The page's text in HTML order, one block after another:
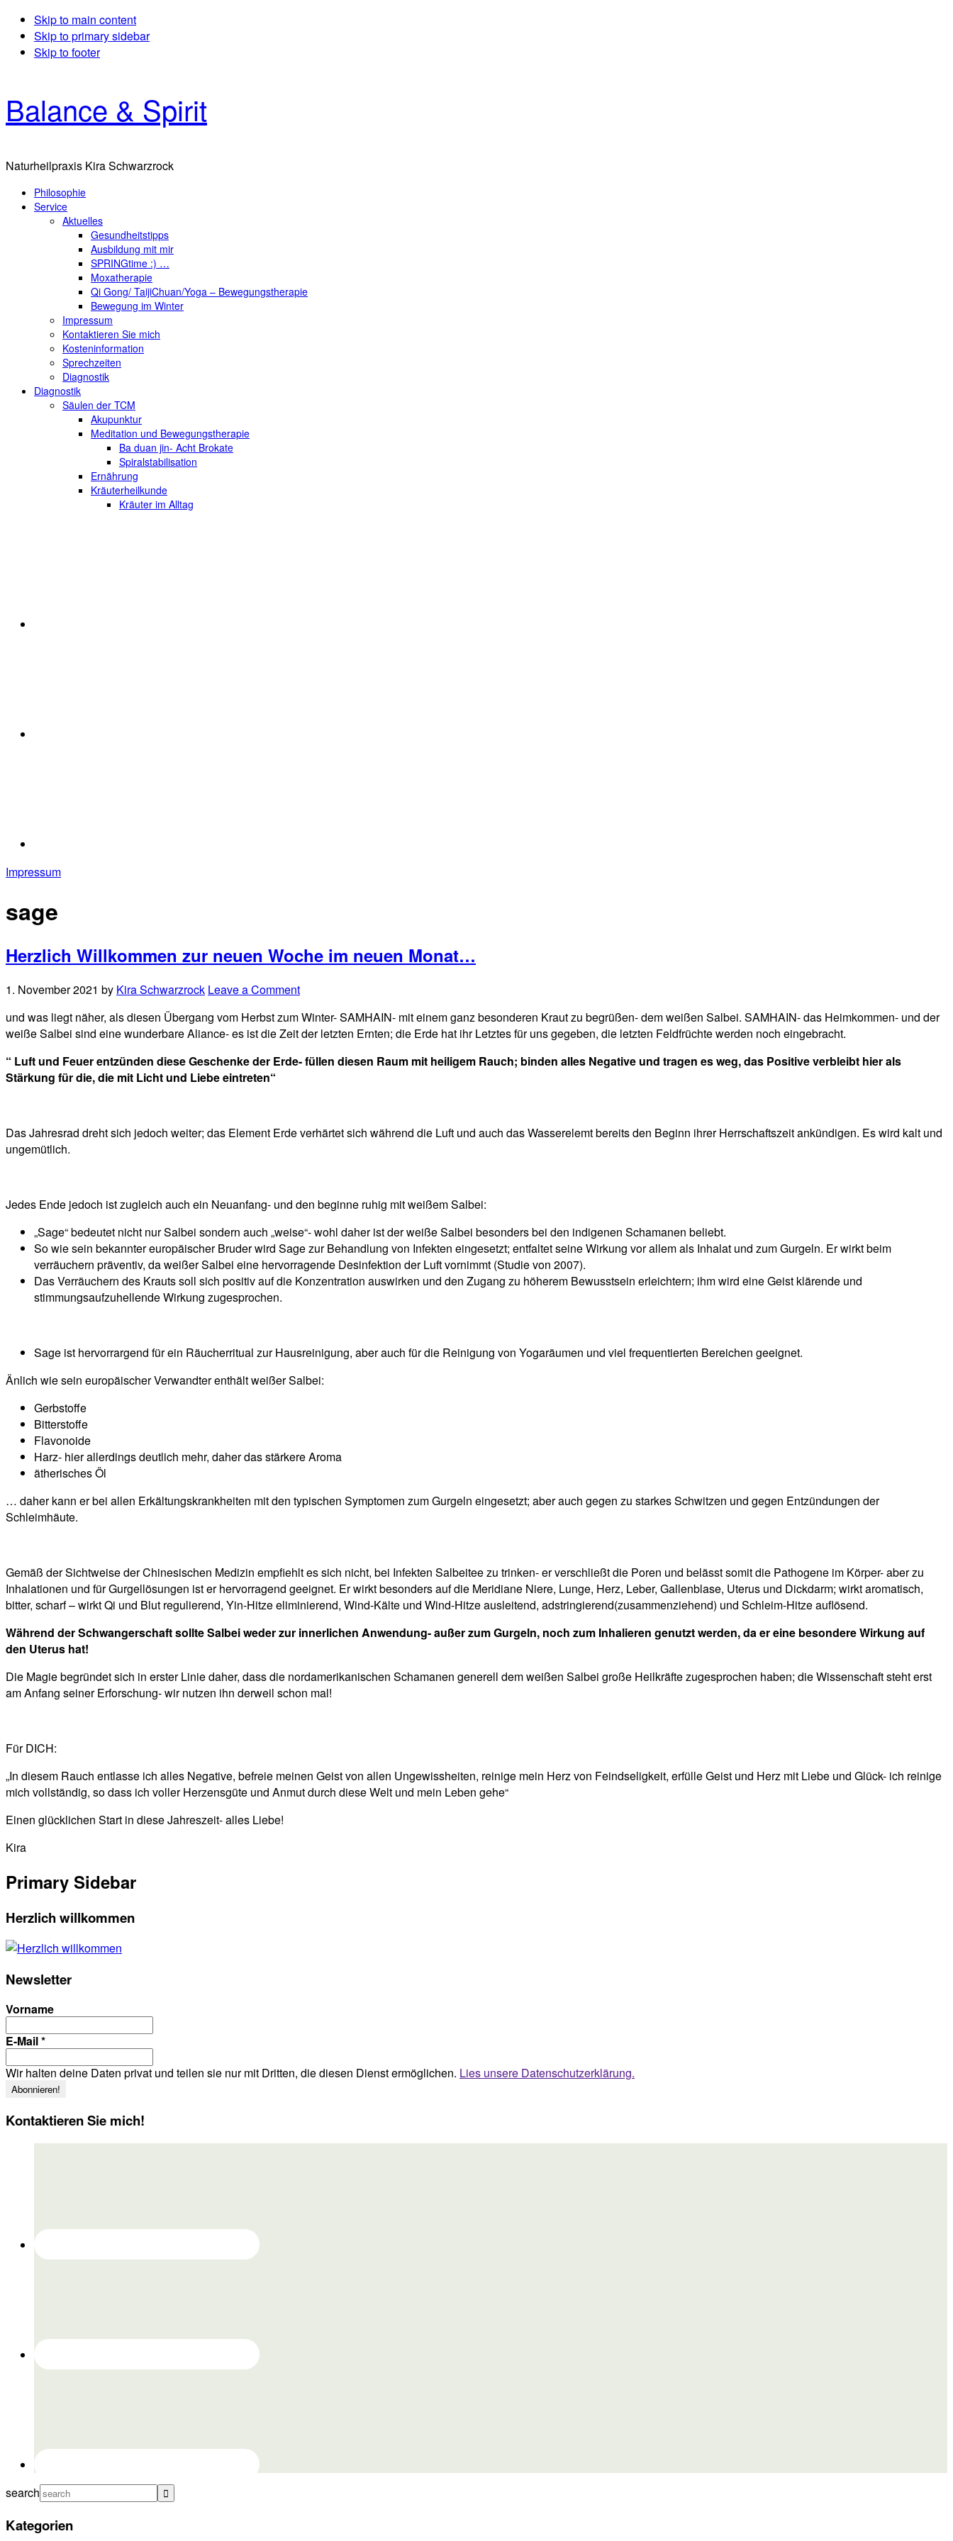
Skip to main content
Skip to primary sidebar
Skip to footer
Balance & Spirit
Naturheilpraxis Kira Schwarzrock
Philosophie
Service
Aktuelles
Gesundheitstipps
Ausbildung mit mir
SPRINGtime :) …
Moxatherapie
Qi Gong/ TaijiChuan/Yoga – Bewegungstherapie
Bewegung im Winter
Impressum
Kontaktieren Sie mich
Kosteninformation
Sprechzeiten
Diagnostik
Diagnostik
Säulen der TCM
Akupunktur
Meditation und Bewegungstherapie
Ba duan jin- Acht Brokate
Spiralstabilisation
Ernährung
Kräuterheilkunde
Kräuter im Alltag
Impressum
sage
Herzlich Willkommen zur neuen Woche im neuen Monat…
1. November 2021 by Kira Schwarzrock Leave a Comment
und was liegt näher, als diesen Übergang vom Herbst zum Winter- SAMHAIN- mit einem ganz besonderen Kraut zu begrüßen- dem weißen Salbei. SAMHAIN- das Heimkommen- und der
weiße Salbei sind eine wunderbare Aliance- es ist die Zeit der letzten Ernten; die Erde hat ihr Letztes für uns gegeben, die letzten Feldfrüchte werden noch eingebracht.
“ Luft und Feuer entzünden diese Geschenke der Erde- füllen diesen Raum mit heiligem Rauch; binden alles Negative und tragen es weg, das Positive verbleibt hier als
Stärkung für die, die mit Licht und Liebe eintreten“
Das Jahresrad dreht sich jedoch weiter; das Element Erde verhärtet sich während die Luft und auch das Wasserelemt bereits den Beginn ihrer Herrschaftszeit ankündigen. Es wird kalt und
ungemütlich.
Jedes Ende jedoch ist zugleich auch ein Neuanfang- und den beginne ruhig mit weißem Salbei:
„Sage“ bedeutet nicht nur Salbei sondern auch „weise“- wohl daher ist der weiße Salbei besonders bei den indigenen Schamanen beliebt.
So wie sein bekannter europäischer Bruder wird Sage zur Behandlung von Infekten eingesetzt; entfaltet seine Wirkung vor allem als Inhalat und zum Gurgeln. Er wirkt beim
verräuchern präventiv, da weißer Salbei eine hervorragende Desinfektion der Luft vornimmt (Studie von 2007).
Das Verräuchern des Krauts soll sich positiv auf die Konzentration auswirken und den Zugang zu höherem Bewusstsein erleichtern; ihm wird eine Geist klärende und
stimmungsaufzuhellende Wirkung zugesprochen.
Sage ist hervorrargend für ein Räucherritual zur Hausreinigung, aber auch für die Reinigung von Yogaräumen und viel frequentierten Bereichen geeignet.
Änlich wie sein europäischer Verwandter enthält weißer Salbei:
Gerbstoffe
Bitterstoffe
Flavonoide
Harz- hier allerdings deutlich mehr, daher das stärkere Aroma
ätherisches Öl
… daher kann er bei allen Erkältungskrankheiten mit den typischen Symptomen zum Gurgeln eingesetzt; aber auch gegen zu starkes Schwitzen und gegen Entzündungen der
Schleimhäute.
Gemäß der Sichtweise der Chinesischen Medizin empfiehlt es sich nicht, bei Infekten Salbeitee zu trinken- er verschließt die Poren und belässt somit die Pathogene im Körper- aber zu
Inhalationen und für Gurgellösungen ist er hervorragend geeignet. Er wirkt besonders auf die Meridiane Niere, Lunge, Herz, Leber, Gallenblase, Uterus und Dickdarm; wirkt aromatisch,
bitter, scharf – wirkt Qi und Blut regulierend, Yin-Hitze eliminierend, Wind-Kälte und Wind-Hitze ausleitend, adstringierend(zusammenziehend) und Schleim-Hitze auflösend.
Während der Schwangerschaft sollte Salbei weder zur innerlichen Anwendung- außer zum Gurgeln, noch zum Inhalieren genutzt werden, da er eine besondere Wirkung auf
den Uterus hat!
Die Magie begründet sich in erster Linie daher, dass die nordamerikanischen Schamanen generell dem weißen Salbei große Heilkräfte zugesprochen haben; die Wissenschaft steht erst
am Anfang seiner Erforschung- wir nutzen ihn derweil schon mal!
Für DICH:
„In diesem Rauch entlasse ich alles Negative, befreie meinen Geist von allen Ungewissheiten, reinige mein Herz von Feindseligkeit, erfülle Geist und Herz mit Liebe und Glück- ich reinige
mich vollständig, so dass ich voller Herzensgüte und Anmut durch diese Welt und mein Leben gehe“
Einen glücklichen Start in diese Jahreszeit- alles Liebe!
Kira
Primary Sidebar
Herzlich willkommen
Newsletter
Vorname
E-Mail*
Wir halten deine Daten privat und teilen sie nur mit Dritten, die diesen Dienst ermöglichen. Lies unsere Datenschutzerklärung.
Kontaktieren Sie mich!
search
Kategorien